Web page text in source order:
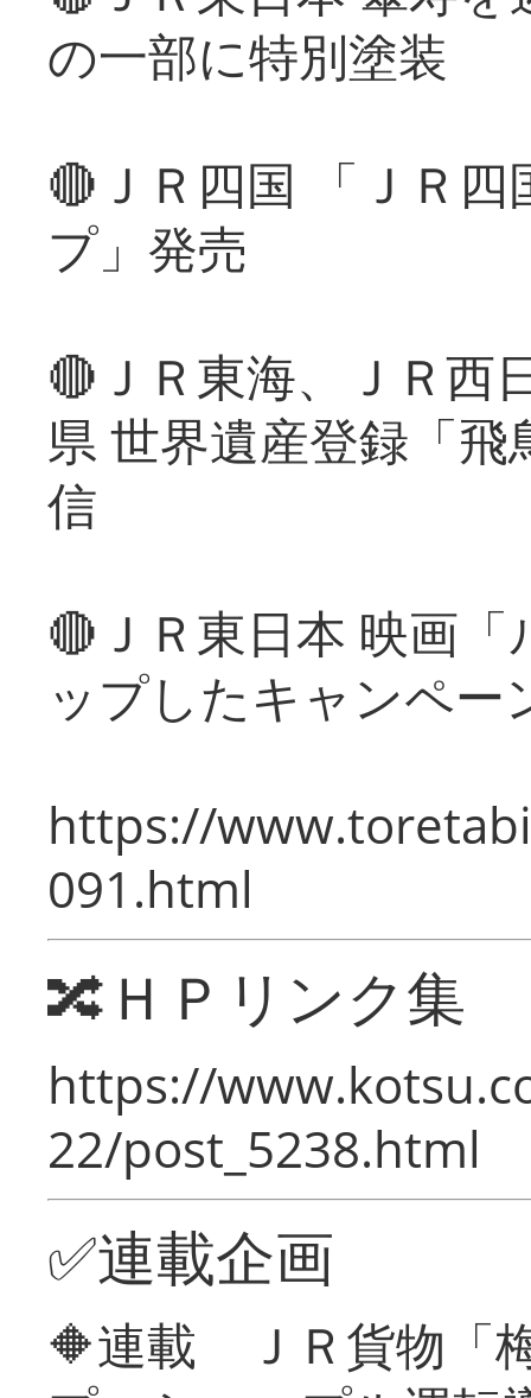
の一部に特別塗装
🔴ＪＲ四国 「ＪＲ
プ」発売
🔴ＪＲ東海、ＪＲ西
県 世界遺産登録「
信
🔴ＪＲ東日本 映画
ップしたキャンペー
https://
091.html
🔀ＨＰリンク集
https://
22/post_5238.html
✅連載企画
🔶連載 ＪＲ貨物「